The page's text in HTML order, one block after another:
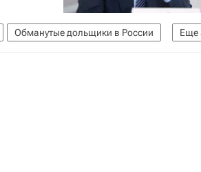
Еще
Обманутые дольщики в России